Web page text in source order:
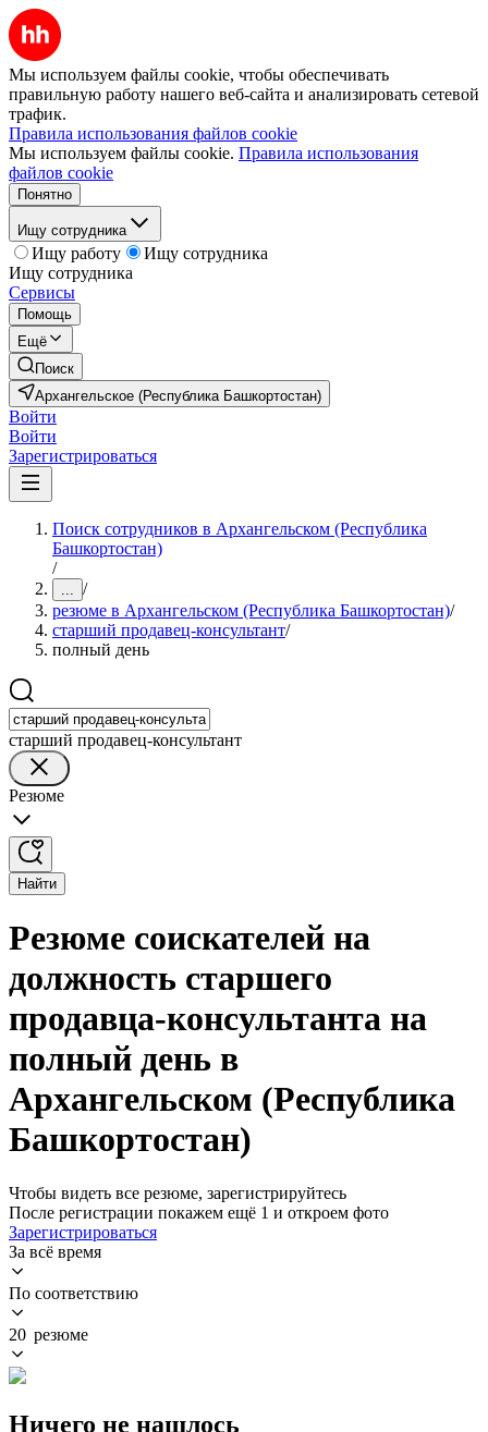
Мы используем файлы cookie, чтобы обеспечивать
правильную работу нашего веб-сайта и анализировать сетевой
трафик.
Правила использования файлов cookie
Мы используем файлы cookie. Правила использования
файлов cookie
Понятно
Ищу сотрудника
Ищу работу
Ищу сотрудника
Ищу сотрудника
Сервисы
Помощь
Ещё
Поиск
Архангельское (Республика Башкортостан)
Войти
Войти
Зарегистрироваться
Поиск сотрудников в Архангельском (Республика
Башкортостан)
/
... /
резюме в Архангельском (Республика Башкортостан)/
старший продавец-консультант/
полный день
старший продавец-консультант
Резюме
Найти
Резюме соискателей на
должность старшего
продавца-консультанта на
полный день в
Архангельском (Республика
Башкортостан)
Чтобы видеть все резюме, зарегистрируйтесь
После регистрации покажем ещё 1 и откроем фото
Зарегистрироваться
За всё время
По соответствию
20 резюме
Ничего не нашлось